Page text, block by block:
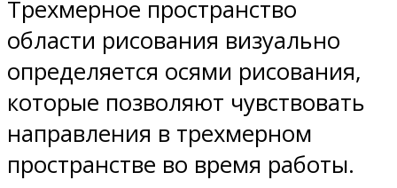
Трехмерное пространство
области рисования визуально
определяется осями рисования,
которые позволяют чувствовать
направления в трехмерном
пространстве во время работы.